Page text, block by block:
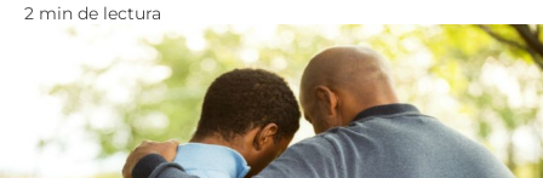
2 min de lectura